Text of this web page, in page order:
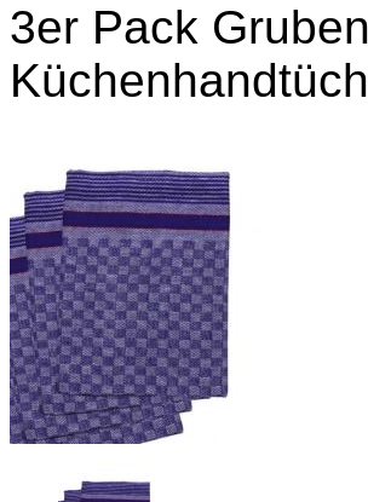
3er Pack